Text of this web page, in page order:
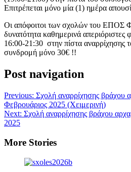
Επιτρέπεται μόνο μία (1) ημέρα
Οι απόφοιτοι των σχολών του ΕΠΟΣ
δυνατότητα καθημερινά
16:00-21:30 στην πίστα αναρρίχησης
συνδρομή μόνο 30€ !!
Post navigation
Previous: Σχολή αναρρίχησης βράχου
Φεβρουάριος 2025 (Χειμερινή)
Next: Σχολή αναρρίχησης βράχου
2025
More Stories